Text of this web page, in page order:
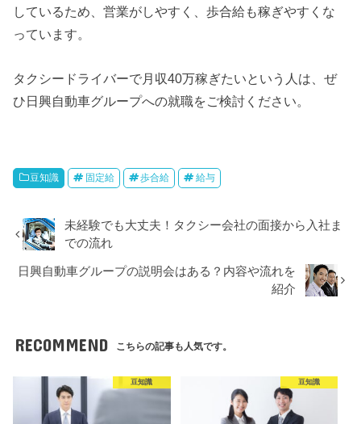
しているため、営業がしやすく、歩合給も稼ぎやすくな
っています。
タクシードライバーで月収40万稼ぎたいという人は、ぜ
ひ日興自動車グループへの就職をご検討ください。
豆知識 固定給 歩合給 給与
未経験でも大丈夫！タクシー会社の面接から入社ま
での流れ
日興自動車グループの説明会はある？内容や流れを
紹介
RECOMMEND こちらの記事も人気です。
豆知識 豆知識